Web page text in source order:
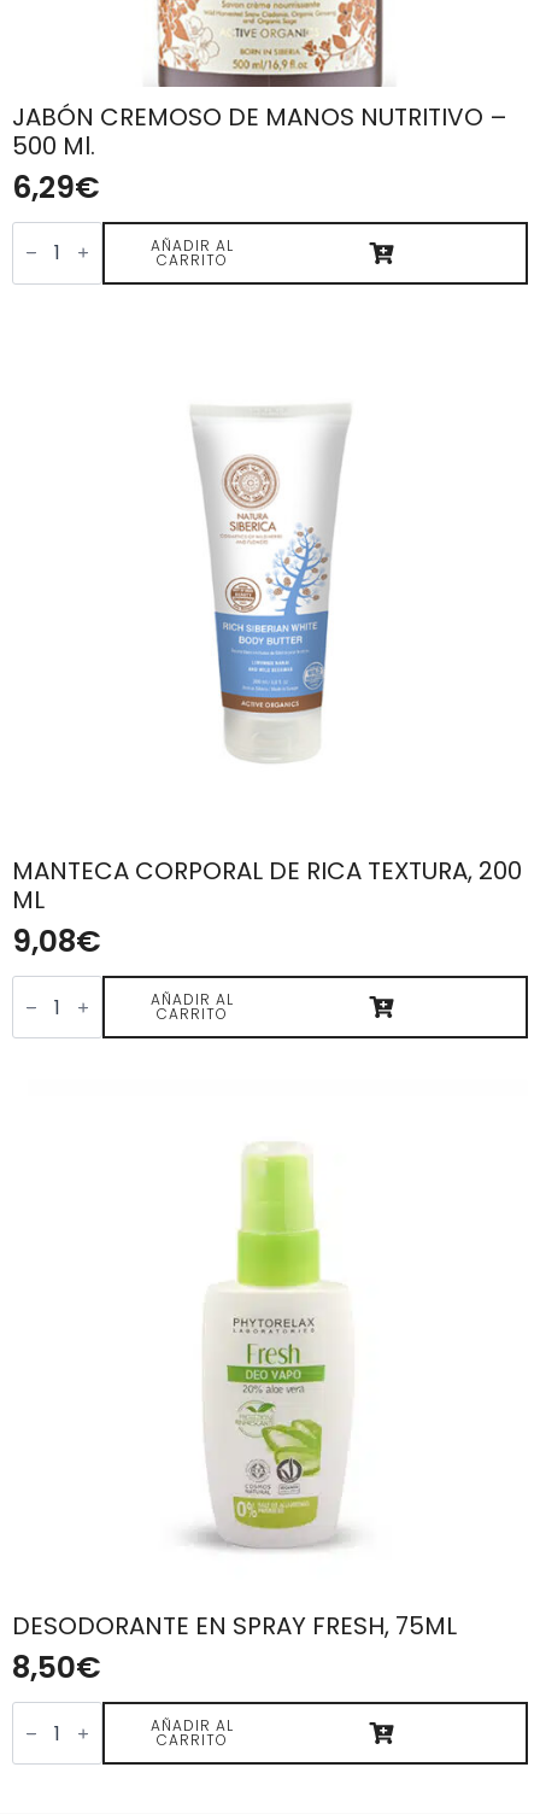
JABÓN CREMOSO DE MANOS NUTRITIVO –
500 Ml.
6,29€
JABÓN
CREMOSO
MANOS
AÑADIR AL
CARRITO
MANTECA CORPORAL DE RICA TEXTURA, 200
ML
9,08€
MANTECA
CORPORAL
RICA
AÑADIR AL
CARRITO
DESODORANTE EN SPRAY FRESH, 75ML
8,50€
DESODORANTE
EN
SPRAY
FRESH,
AÑADIR AL
CARRITO